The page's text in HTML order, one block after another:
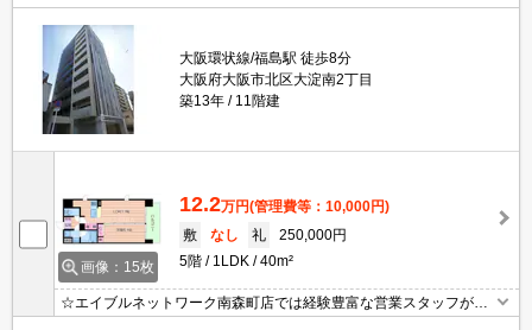
大阪環状線/福島駅 徒歩8分
大阪府大阪市北区大淀南2丁目
築13年
11階建
画像：15枚
12.2万円(管理費等：10,000円)
敷
なし 礼
250,000円
5階
1LDK 40m²
☆エイブルネットワーク南森町店では経験豊富な営業スタッフが多